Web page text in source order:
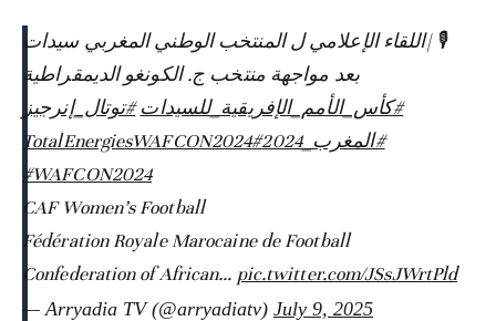
🎙️ |اللقاء الإعلامي ل المنتخب الوطني المغربي سيدات
بعد مواجهة منتخب ج. الكونغو الديمقراطية
#كأس_الأمم_الإفريقية_للسيدات #توتال_إنرجيز
#المغرب_2024
#TotalEnergiesWAFCON2024
#WAFCON2024
CAF Women’s Football
Fédération Royale Marocaine de Football
Confederation of African… pic.twitter.com/JSsJWrtPld
— Arryadia TV (@arryadiatv) July 9, 2025